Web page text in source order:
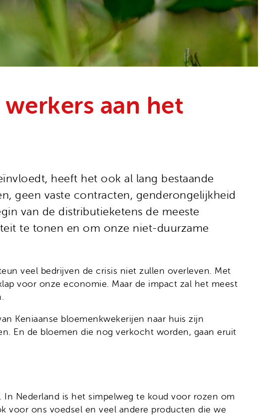
aan het
heeft het ook al lang bestaande
geen vaste contracten, genderongelijkheid
van de distributieketens de meeste
te tonen en om onze niet-duurzame
veel bedrijven de crisis niet zullen overleven. Met
voor onze economie. Maar de impact zal het meest
Keniaanse bloemenkwekerijen naar huis zijn
En de bloemen die nog verkocht worden, gaan eruit
Nederland is het simpelweg te koud voor rozen om
voor ons voedsel en veel andere producten die we